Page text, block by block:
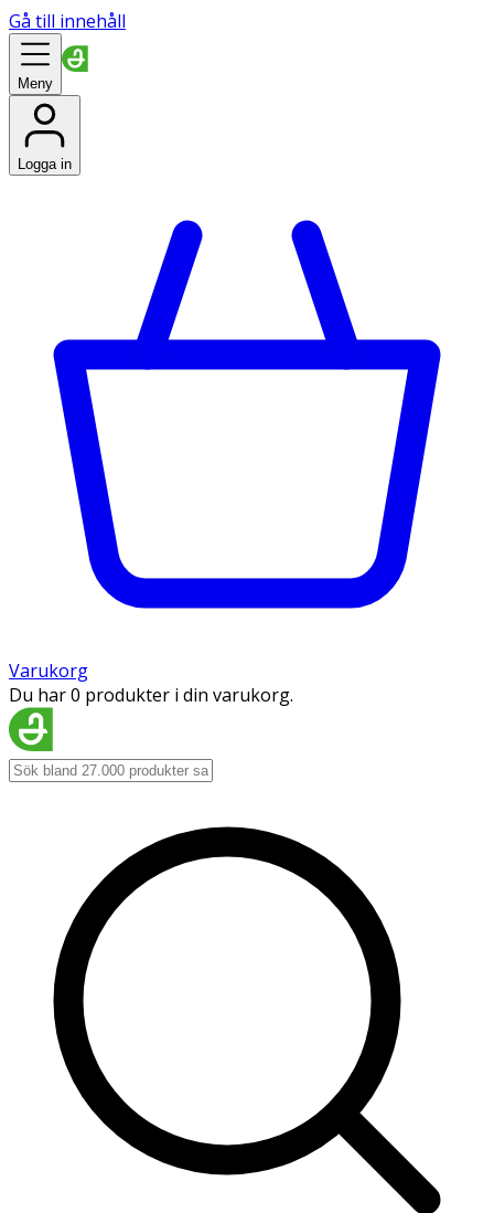
Gå till innehåll
Meny
Logga in
Varukorg
Du har 0 produkter i din varukorg.